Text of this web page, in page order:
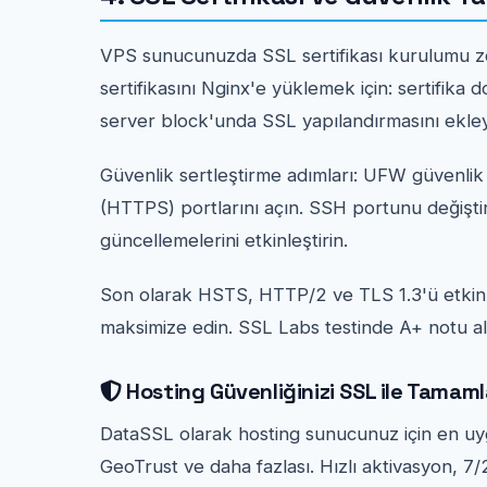
VPS sunucunuzda SSL sertifikası kurulumu
sertifikasını Nginx'e yüklemek için: sertifika
server block'unda SSL yapılandırmasını
Güvenlik sertleştirme adımları: UFW
(HTTPS) portlarını açın. SSH portunu
güncellemelerini etkinleştirin.
Son olarak HSTS, HTTP/2 ve TLS 1.3'ü
maksimize edin. SSL Labs testinde A+ notu
Hosting Güvenliğinizi SSL ile
DataSSL olarak hosting sunucunuz için en
GeoTrust ve daha fazlası. Hızlı aktivasyon,